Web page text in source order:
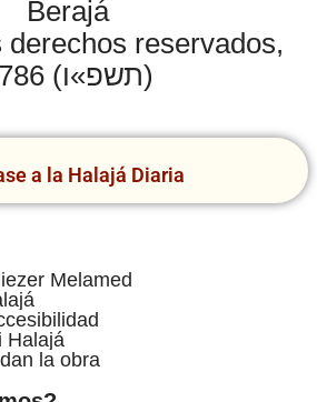
Berajá
reservados,
5786 (תשפ»ו)
a la Halajá Diaria
Melamed
Halajá
la obra